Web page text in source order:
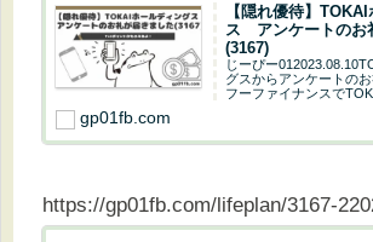
【隠れ優待】
ス アンケートのお
(3167)
じーぴー
グスからアンケートの
フーファイナンスで
スをチェックじーぴー
定で1000ポイント500
gp01fb.com
https://gp01fb.com/lifeplan/3167-